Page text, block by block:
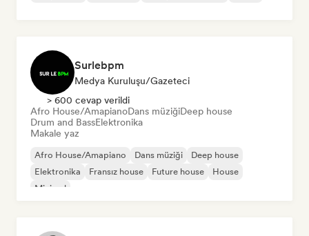
Surlebpm
Medya Kuruluşu/Gazeteci
> 600 cevap verildi
Afro House/AmapianoDans müziğiDeep house
Drum and BassElektronika
Makale yaz
Afro House/Amapiano Dans müziği
Deep house
Elektronika
Fransız house Future house
House
Minimal